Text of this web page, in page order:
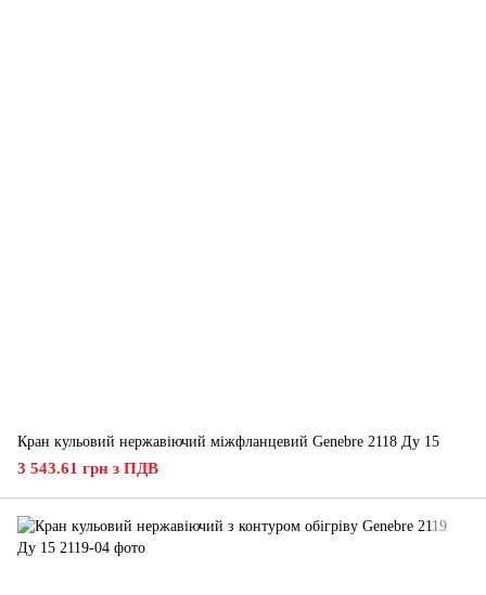
Кран кульовий нержавіючий міжфланцевий Genebre 2118 Ду 15
3 543.61 грн з ПДВ